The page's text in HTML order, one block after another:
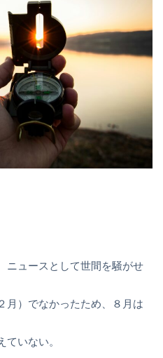
ニュースとして世間を騒がせ
月）でなかったため、８月は
いない。